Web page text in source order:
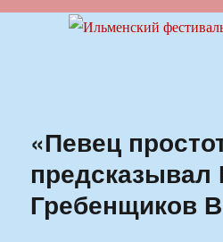
Ильменский
«Певец
предсказывал
Гребенщиков